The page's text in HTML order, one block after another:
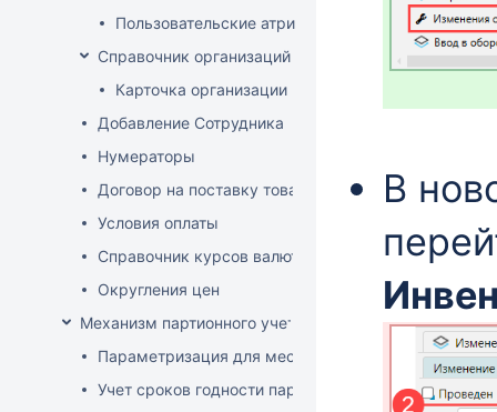
Пользовательские атрибуты
Справочник организаций
Карточка организации
Добавление Сотрудника
Нумераторы
Договор на поставку товаров (форма)
Условия оплаты
Справочник курсов валют
Округления цен
Механизм партионного учета
Параметризация для места хранения механизма
Учет сроков годности партий
В